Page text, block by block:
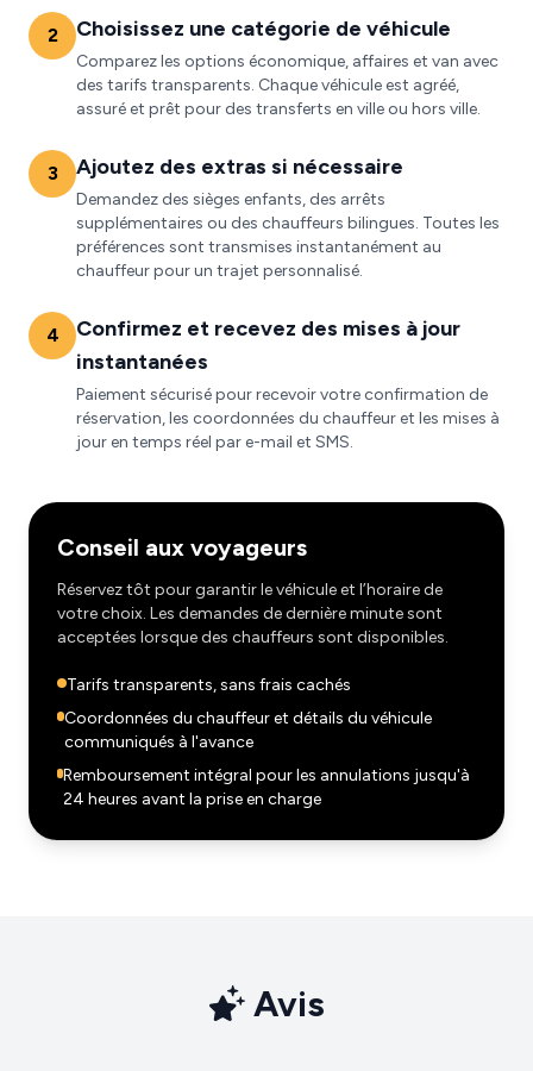
2 Choisissez une catégorie de véhicule
Comparez les options économique, affaires et van avec
des tarifs transparents. Chaque véhicule est agréé,
assuré et prêt pour des transferts en ville ou hors ville.
3 Ajoutez des extras si nécessaire
Demandez des sièges enfants, des arrêts
supplémentaires ou des chauffeurs bilingues. Toutes les
préférences sont transmises instantanément au
chauffeur pour un trajet personnalisé.
4
Confirmez et recevez des mises à jour
instantanées
Paiement sécurisé pour recevoir votre confirmation de
réservation, les coordonnées du chauffeur et les mises à
jour en temps réel par e-mail et SMS.
Conseil aux voyageurs
Réservez tôt pour garantir le véhicule et l’horaire de
votre choix. Les demandes de dernière minute sont
acceptées lorsque des chauffeurs sont disponibles.
Tarifs transparents, sans frais cachés
Coordonnées du chauffeur et détails du véhicule
communiqués à l'avance
Remboursement intégral pour les annulations jusqu'à
24 heures avant la prise en charge
Avis